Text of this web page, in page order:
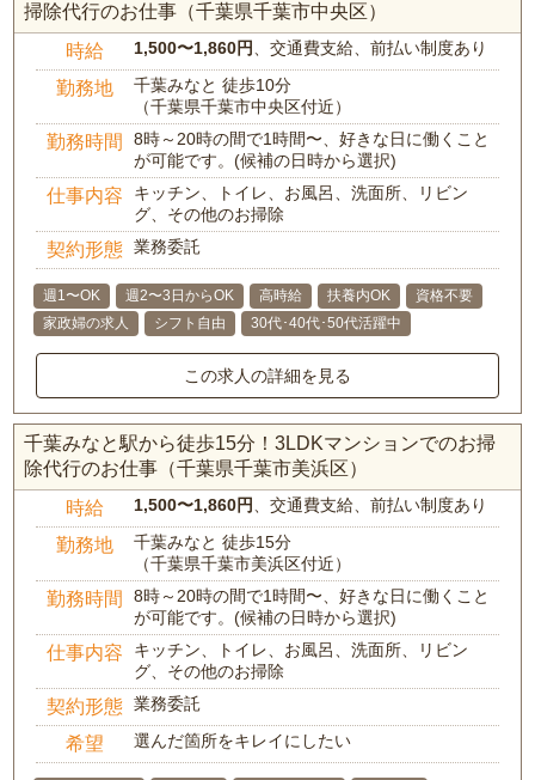
掃除代行のお仕事（千葉県千葉市中央区）
時給 1,500〜1,860円、交通費支給、前払い制度あり
勤務地
千葉みなと 徒歩10分
（千葉県千葉市中央区付近）
勤務時間
8時～20時の間で1時間〜、好きな日に働くこと
が可能です。(候補の日時から選択)
仕事内容
キッチン、トイレ、お風呂、洗面所、リビン
グ、その他のお掃除
契約形態 業務委託
週1〜OK 週2〜3日からOK 高時給 扶養内OK
資格不要
家政婦の求人
シフト自由 30代･40代･50代活躍中
この求人の詳細を見る
千葉みなと駅から徒歩15分！3LDKマンションでのお掃
除代行のお仕事（千葉県千葉市美浜区）
時給 1,500〜1,860円、交通費支給、前払い制度あり
勤務地
千葉みなと 徒歩15分
（千葉県千葉市美浜区付近）
勤務時間
8時～20時の間で1時間〜、好きな日に働くこと
が可能です。(候補の日時から選択)
仕事内容
キッチン、トイレ、お風呂、洗面所、リビン
グ、その他のお掃除
契約形態 業務委託
希望 選んだ箇所をキレイにしたい